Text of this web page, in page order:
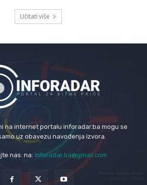
Učitati više
na internet portalu inforadar.ba mogu se
uz obavezu navođenja izvora.
nas: na: inforadar.ba@gmail.com